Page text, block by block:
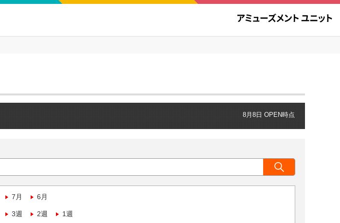
8月8日 OPEN時点
7月 6月
3週 2週 1週